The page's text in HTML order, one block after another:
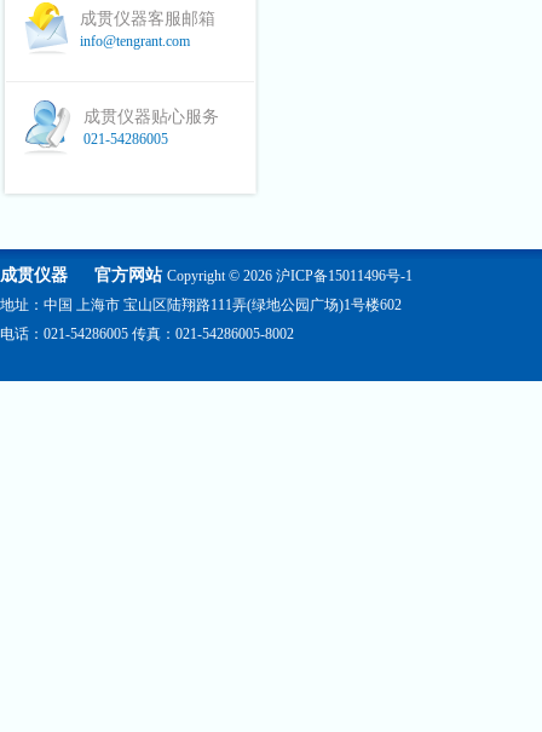
成贯仪器客服邮箱
info@tengrant.com
成贯仪器贴心服务
021-54286005
成贯仪器 官方网站 Copyright © 2026 沪ICP备15011496号-1
地址：中国 上海市 宝山区陆翔路111弄(绿地公园广场)1号楼602
电话：021-54286005 传真：021-54286005-8002